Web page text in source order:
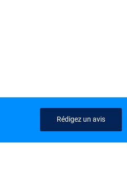
Rédigez un avis